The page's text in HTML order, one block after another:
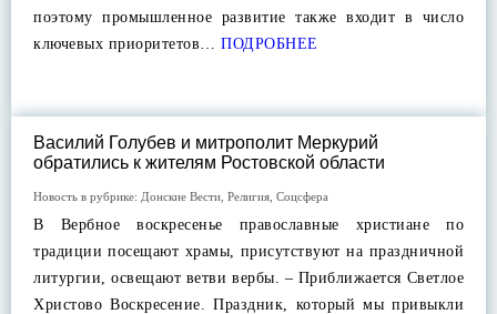
поэтому промышленное развитие также входит в число
ключевых приоритетов… ПОДРОБНЕЕ
Василий Голубев и митрополит Меркурий
обратились к жителям Ростовской области
Новость в рубрике: Донские Вести Религия Соцсфера
В Вербное воскресенье православные христиане по
традиции посещают храмы, присутствуют на праздничной
литургии, освещают ветви вербы. – Приближается Светлое
Христово Воскресение. Праздник, который мы привыкли